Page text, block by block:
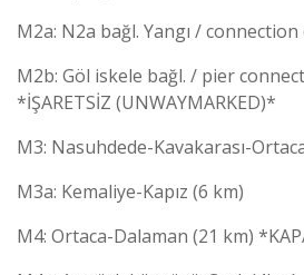
M2a: N2a bağl. Yangı / connection
M2b: Göl iskele bağl. / pier
*İŞARETSİZ (UNWAYMARKED)*
M3: Nasuhdede-Kavakarası-
M3a: Kemaliye-Kapız (6 km)
M4: Ortaca-Dalaman (21 km)